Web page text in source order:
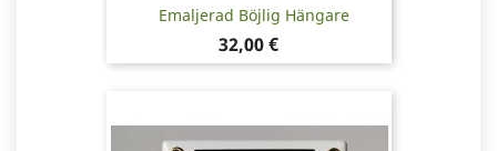
Emaljerad Böjlig Hängare
Pris
32,00 €